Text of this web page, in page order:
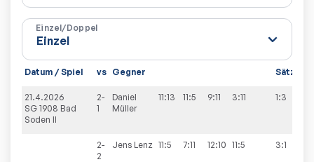
Einzel/Doppel
Datum / Spiel vs Gegner Sätze
21.4.2026
SG 1908 Bad
Soden II
2-
1
Daniel
Müller
11:13 11:5 9:11 3:11 1:3
2-
2
Jens Lenz 11:5 7:11 12:10 11:5 3:1